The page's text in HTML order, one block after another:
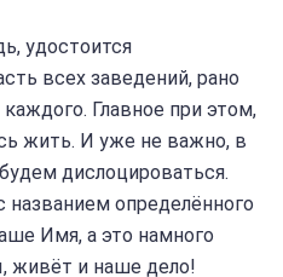
удостоится
всех заведений, рано
Главное при этом,
жить. И уже не важно, в
дислоцироваться.
определённого
Имя, а это намного
живёт и наше дело!